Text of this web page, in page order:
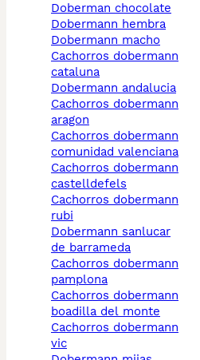
doberman chocolate
dobermann hembra
dobermann macho
cachorros dobermann
cataluna
dobermann andalucia
cachorros dobermann
aragon
cachorros dobermann
comunidad valenciana
cachorros dobermann
castelldefels
cachorros dobermann
rubi
dobermann sanlucar
de barrameda
cachorros dobermann
pamplona
cachorros dobermann
boadilla del monte
cachorros dobermann
vic